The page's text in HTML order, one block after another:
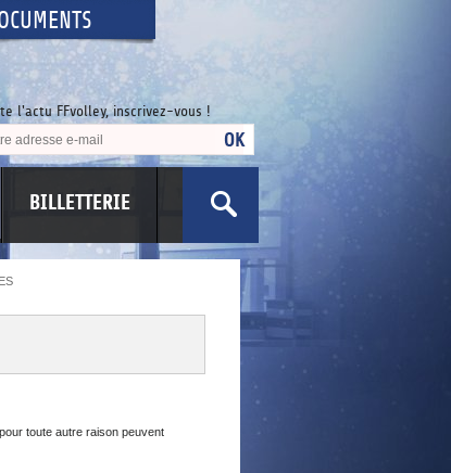
l'actu FFvolley, inscrivez-vous !
BILLETTERIE
toute autre raison peuvent